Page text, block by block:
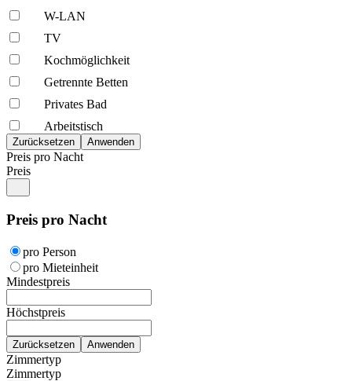
W-LAN
TV
Kochmöglich­keit
Getrennte Betten
Privates Bad
Arbeitstisch
Preis pro Nacht
Preis
Preis pro Nacht
pro Person
pro Mieteinheit
Mindestpreis
Höchstpreis
Zimmertyp
Zimmertyp